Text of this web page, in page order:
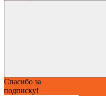
Спасибо за
подписку!